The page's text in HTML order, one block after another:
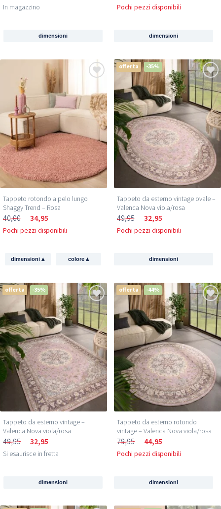
In magazzino
dimensioni
Pochi pezzi disponibili
dimensioni
Tappeto rotondo a pelo lungo
Shaggy Trend – Rosa
40,00 34,95
Pochi pezzi disponibili
dimensioni▴ colore ▴
offerta -35%
Tappeto da esterno vintage ovale –
Valenca Nova viola/rosa
49,95 32,95
Pochi pezzi disponibili
dimensioni
offerta -35%
Tappeto da esterno vintage –
Valenca Nova viola/rosa
49,95 32,95
Si esaurisce in fretta
dimensioni
offerta -44%
Tappeto da esterno rotondo
vintage – Valenca Nova viola/rosa
79,95 44,95
Pochi pezzi disponibili
dimensioni